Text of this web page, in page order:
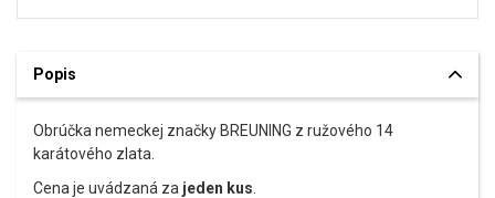
Popis
Obrúčka nemeckej značky BREUNING z ružového 14
karátového zlata.
Cena je uvádzaná za jeden kus